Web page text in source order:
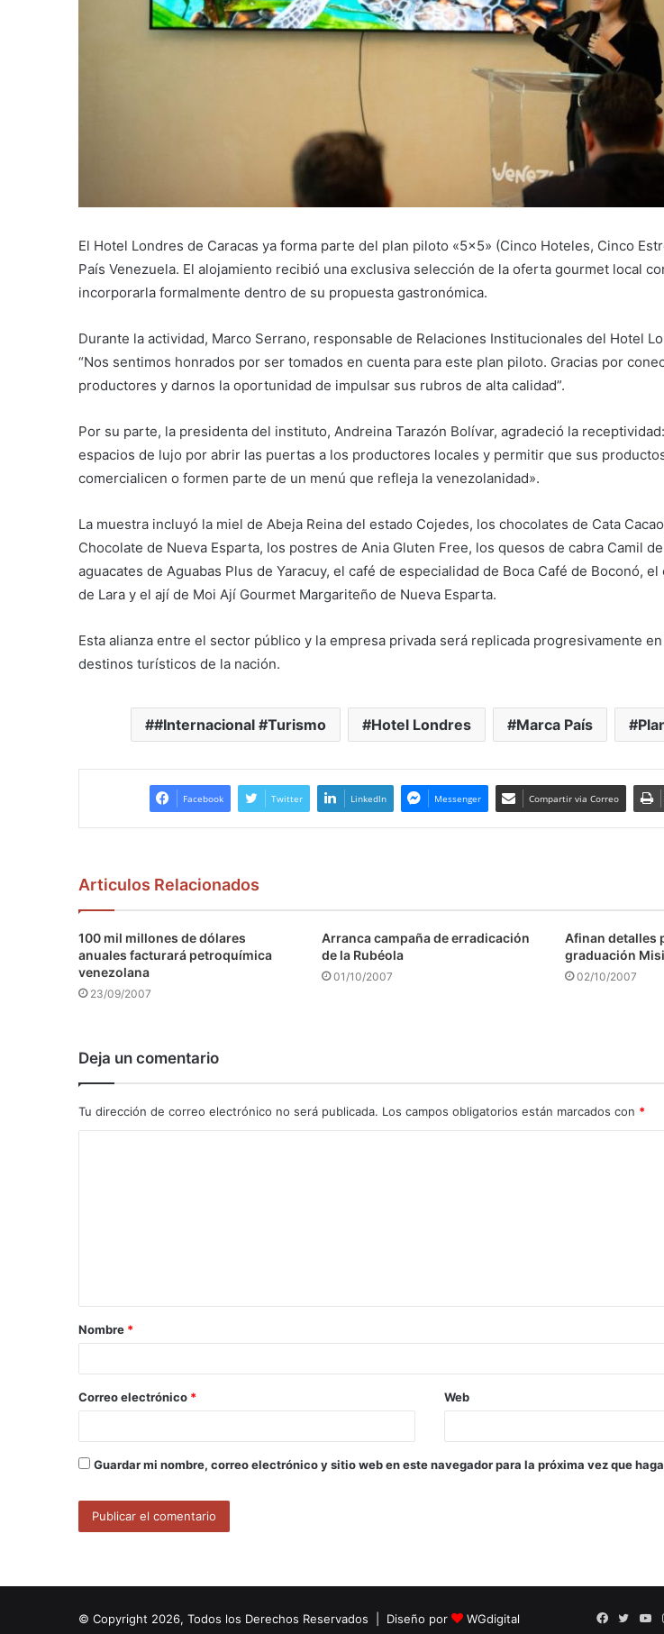
El Hotel Londres de Caracas ya forma parte del plan piloto «5×5» (Cinco Hoteles, Cinco
País Venezuela. El alojamiento recibió una exclusiva selección de la oferta gourmet local
incorporarla formalmente dentro de su propuesta gastronómica.
Durante la actividad, Marco Serrano, responsable de Relaciones Institucionales del Hotel
“Nos sentimos honrados por ser tomados en cuenta para este plan piloto. Gracias por
productores y darnos la oportunidad de impulsar sus rubros de alta calidad”.
Por su parte, la presidenta del instituto, Andreina Tarazón Bolívar, agradeció la
espacios de lujo por abrir las puertas a los productores locales y permitir que sus
comercialicen o formen parte de un menú que refleja la venezolanidad».
La muestra incluyó la miel de Abeja Reina del estado Cojedes, los chocolates de Cata
Chocolate de Nueva Esparta, los postres de Ania Gluten Free, los quesos de cabra Camil
aguacates de Aguabas Plus de Yaracuy, el café de especialidad de Boca Café de Boconó, el
de Lara y el ají de Moi Ají Gourmet Margariteño de Nueva Esparta.
Esta alianza entre el sector público y la empresa privada será replicada progresivamente
destinos turísticos de la nación.
#Internacional #Turismo Hotel Londres Marca País
Facebook Twitter LinkedIn Messenger Compartir via Correo
Articulos Relacionados
100 mil millones de dólares
anuales facturará petroquímica
venezolana
23/09/2007
Arranca campaña de erradicación
de la Rubéola
01/10/2007
Afinan detalles
graduación
02/10/2007
Deja un comentario
Tu dirección de correo electrónico no será publicada. Los campos obligatorios están marcados con *
a
r
*
Nombre *
Correo electrónico * Web
Guardar mi nombre, correo electrónico y sitio web en este navegador para la próxima vez que
© Copyright 2026, Todos los Derechos Reservados | Diseño por WGdigital Facebook